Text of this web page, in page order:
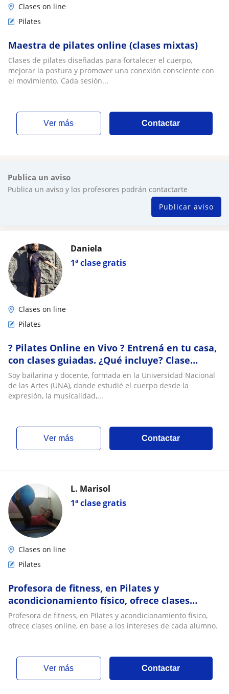
Clases on line
Pilates
Maestra de pilates online (clases mixtas)
Clases de pilates diseñadas para fortalecer el cuerpo,
mejorar la postura y promover una conexión consciente con
el movimiento. Cada sesión...
ver más Contactar
Publica un aviso
Publica un aviso y los profesores podrán contactarte
Publicar aviso
1ª clase gratis
Daniela
Clases on line
Pilates
? Pilates Online en Vivo ? Entrená en tu casa,
con clases guiadas. ¿Qué incluye? Clase
virtual + plan de entrenamiento
Soy bailarina y docente, formada en la Universidad Nacional
de las Artes (UNA), donde estudié el cuerpo desde la
expresión, la musicalidad,...
ver más Contactar
1ª clase gratis
L. Marisol
Clases on line
Pilates
Profesora de fitness, en Pilates y
acondicionamiento físico, ofrece clases
online, en base a los intereses de cada
alumno
Profesora de fitness, en Pilates y acondicionamiento físico,
ofrece clases online, en base a los intereses de cada alumno.
ver más Contactar